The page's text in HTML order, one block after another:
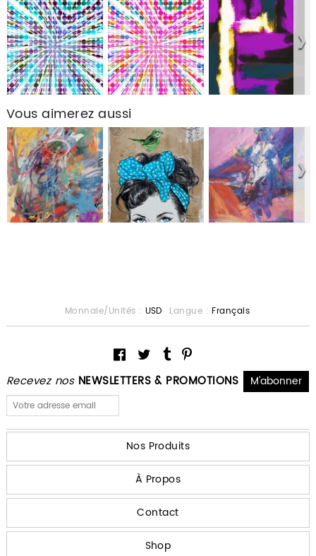
Vous aimerez aussi
Recevez nos NEWSLETTERS & PROMOTIONS
Monnaie/Unités : USD Langue : Français
Nos Produits
À Propos
Contact
Shop